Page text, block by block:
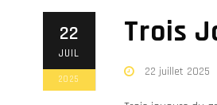
22
JUIL
2025
Trois
22 juillet 2025